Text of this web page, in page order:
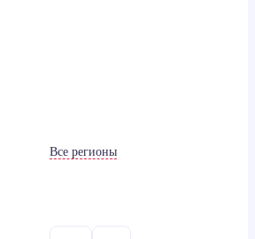
Все регионы